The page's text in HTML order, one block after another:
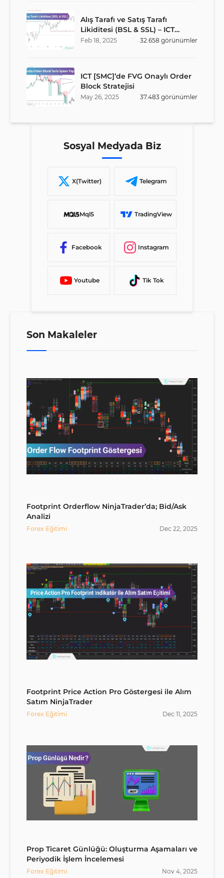
Alış Tarafı ve Satış Tarafı
Likiditesi (BSL & SSL) – ICT
Stratejisi
Feb 18, 2025 32.658 görünümler
ICT [SMC]’de FVG Onaylı Order
Block Stratejisi
May 26, 2025 37.483 görünümler
Sosyal Medyada Biz
X(Twitter) Telegram
Mql5 TradingView
Facebook Instagram
Youtube Tik Tok
Son Makaleler
Footprint Orderflow NinjaTrader’da; Bid/Ask
Analizi
Forex Eğitimi Dec 22, 2025
Footprint Price Action Pro Göstergesi ile Alım
Satım NinjaTrader
Forex Eğitimi Dec 11, 2025
Prop Ticaret Günlüğü: Oluşturma Aşamaları ve
Periyodik İşlem İncelemesi
Forex Eğitimi Nov 4, 2025